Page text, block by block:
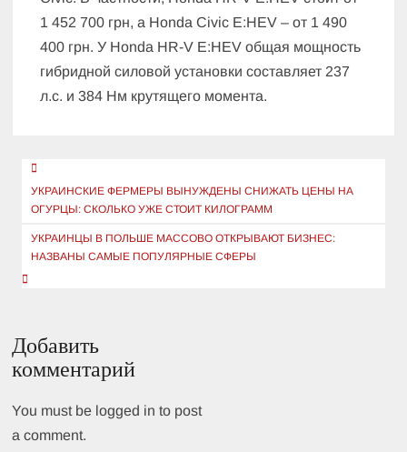
1 452 700 грн, а Honda Civic E:HEV – от 1 490
400 грн. У Honda HR-V E:HEV общая мощность
гибридной силовой установки составляет 237
л.с. и 384 Нм крутящего момента.
Навигация
по
записям
УКРАИНСКИЕ ФЕРМЕРЫ ВЫНУЖДЕНЫ СНИЖАТЬ ЦЕНЫ НА
ОГУРЦЫ: СКОЛЬКО УЖЕ СТОИТ КИЛОГРАММ
УКРАИНЦЫ В ПОЛЬШЕ МАССОВО ОТКРЫВАЮТ БИЗНЕС:
НАЗВАНЫ САМЫЕ ПОПУЛЯРНЫЕ СФЕРЫ
Добавить
комментарий
You must be logged in to post
a comment.